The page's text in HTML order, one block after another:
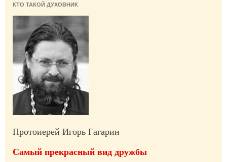
КТО ТАКОЙ ДУХОВНИК
Протоиерей Игорь Гагарин
Самый прекрасный вид дружбы